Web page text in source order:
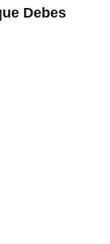
Debes